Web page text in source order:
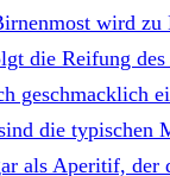
wird
die Reifung
geschmacklich
die
als Aperitif,